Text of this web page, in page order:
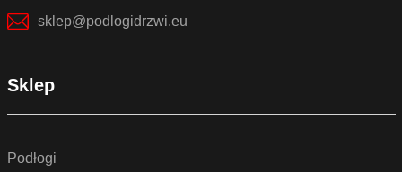
sklep@podlogidrzwi.eu
Sklep
Podłogi